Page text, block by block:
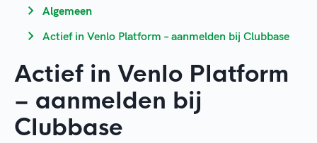
Algemeen
Actief in Venlo Platform – aanmelden bij Clubbase
Actief in Venlo Platform
– aanmelden bij
Clubbase